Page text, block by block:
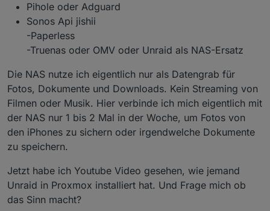
Pihole oder Adguard
Sonos Api jishii
-Paperless
-Truenas oder OMV oder Unraid als NAS-Ersatz
Die NAS nutze ich eigentlich nur als Datengrab für
Fotos, Dokumente und Downloads. Kein Streaming von
Filmen oder Musik. Hier verbinde ich mich eigentlich mit
der NAS nur 1 bis 2 Mal in der Woche, um Fotos von
den iPhones zu sichern oder irgendwelche Dokumente
zu speichern.
Jetzt habe ich Youtube Video gesehen, wie jemand
Unraid in Proxmox installiert hat. Und Frage mich ob
das Sinn macht?